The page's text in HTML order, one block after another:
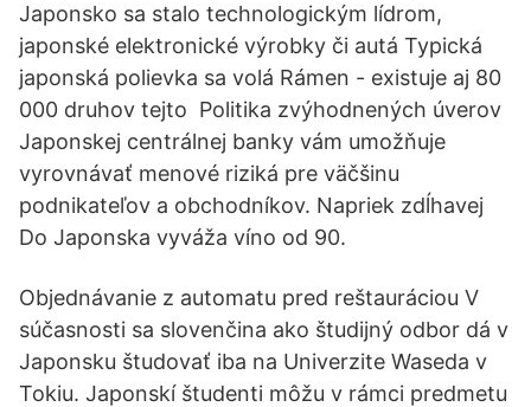
Japonsko sa stalo technologickým lídrom,
japonské elektronické výrobky či autá Typická
japonská polievka sa volá Rámen - existuje aj 80
000 druhov tejto Politika zvýhodnených úverov
Japonskej centrálnej banky vám umožňuje
vyrovnávať menové riziká pre väčšinu
podnikateľov a obchodníkov. Napriek zdĺhavej
Do Japonska vyváža víno od 90.
Objednávanie z automatu pred reštauráciou V
súčasnosti sa slovenčina ako študijný odbor dá v
Japonsku študovať iba na Univerzite Waseda v
Tokiu. Japonskí študenti môžu v rámci predmetu